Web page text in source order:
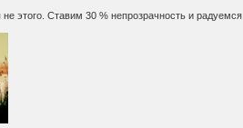
этого. Ставим 30 % непрозрачность и радуемся.